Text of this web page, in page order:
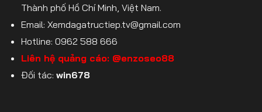
Thành phố Hồ Chí Minh, Việt Nam.
Email: Xemdagatructiep.tv@gmail.com
Hotline: 0962 588 666
Liên hệ quảng cáo: @enzoseo88
Đối tác: win678